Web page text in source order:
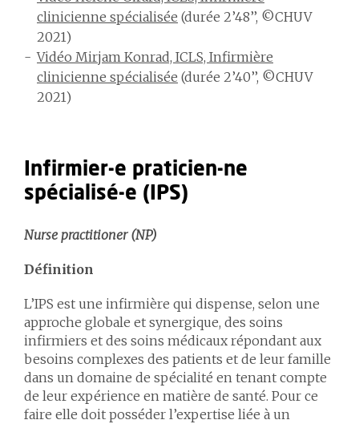
clinicienne spécialisée (durée 2’48’’, ©CHUV
2021)
Vidéo Mirjam Konrad, ICLS, Infirmière
clinicienne spécialisée (durée 2’40’’, ©CHUV
2021)
Infirmier-e praticien-ne
spécialisé-e (IPS)
Nurse practitioner (NP)
Définition
L’IPS est une infirmière qui dispense, selon une
approche globale et synergique, des soins
infirmiers et des soins médicaux répondant aux
besoins complexes des patients et de leur famille
dans un domaine de spécialité en tenant compte
de leur expérience en matière de santé. Pour ce
faire elle doit posséder l’expertise liée à un